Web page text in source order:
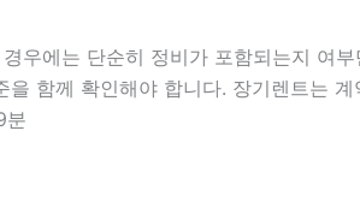
에는 단순히 정비가 포함되는지 여
함께 확인해야 합니다. 장기렌트는
분